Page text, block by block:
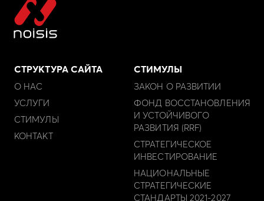
СТРУКТУРА САЙТА
О НАС
УСЛУГИ
СТИМУЛЫ
КОНТАКТ
СТИМУЛЫ
ЗАКОН О РАЗВИТИИ
ФОНД ВОССТАНОВЛЕНИЯ
И УСТОЙЧИВОГО
РАЗВИТИЯ (RRF)
СТРАТЕГИЧЕСКОЕ
ИНВЕСТИРОВАНИЕ
НАЦИОНАЛЬНЫЕ
СТРАТЕГИЧЕСКИЕ
СТАНДАРТЫ 2021-2027